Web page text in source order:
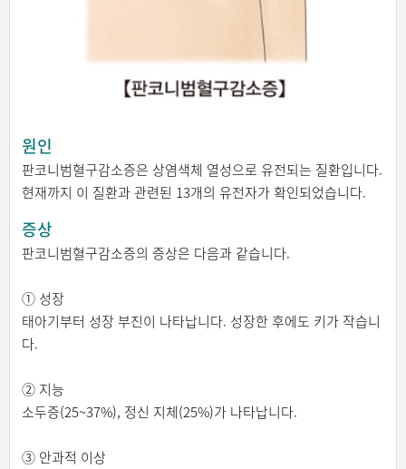
원인
판코니범혈구감소증은 상염색체 열성으로 유전되는 질환입니다.
현재까지 이 질환과 관련된 13개의 유전자가 확인되었습니다.
증상
판코니범혈구감소증의 증상은 다음과 같습니다.
① 성장
태아기부터 성장 부진이 나타납니다. 성장한 후에도 키가 작습니
다.
② 지능
소두증(25~37%), 정신 지체(25%)가 나타납니다.
③ 안과적 이상